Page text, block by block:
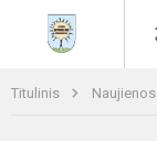
Titulinis Naujienos